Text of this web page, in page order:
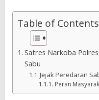
Table of Contents
Satres Narkoba
Sabu
Jejak Peredaran
Peran